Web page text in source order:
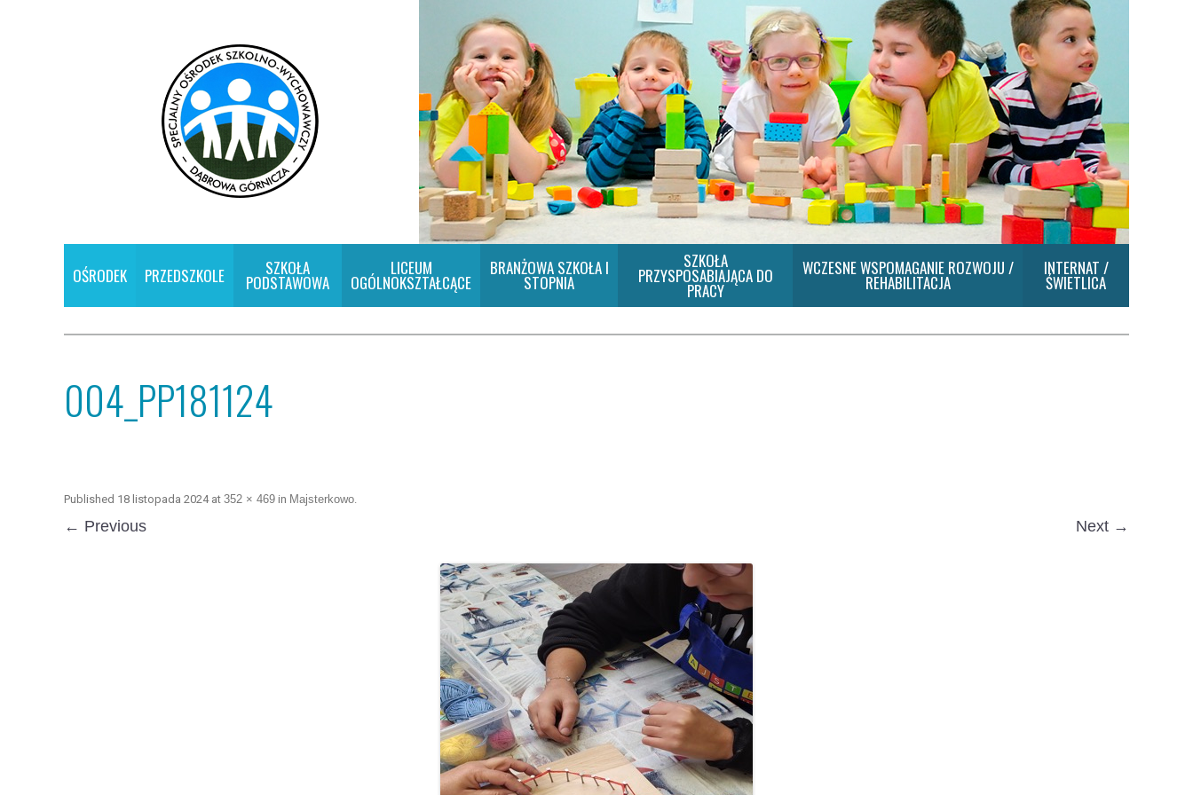
OŚRODEK PRZEDSZKOLE SZKOŁA
PODSTAWOWA
LICEUM
OGÓLNOKSZTAŁCĄCE
BRANŻOWA SZKOŁA I
STOPNIA
SZKOŁA
PRZYSPOSABIAJĄCA DO
PRACY
WCZESNE WSPOMAGANIE ROZWOJU /
REHABILITACJA
INTERNAT /
ŚWIETLICA
004_PP181124
Published 18 listopada 2024at 352 × 469 in Majsterkowo.
← Previous Next →